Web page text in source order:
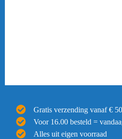
Gratis verzending vanaf €
Voor 16.00 besteld =
Alles uit eigen voorraad